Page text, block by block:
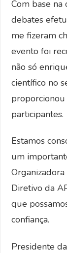
Com base na
debates
me fizeram
evento foi
não só
científico no
participantes.
Estamos
um
Organizadora
Diretivo da
que
confiança.
Presidente